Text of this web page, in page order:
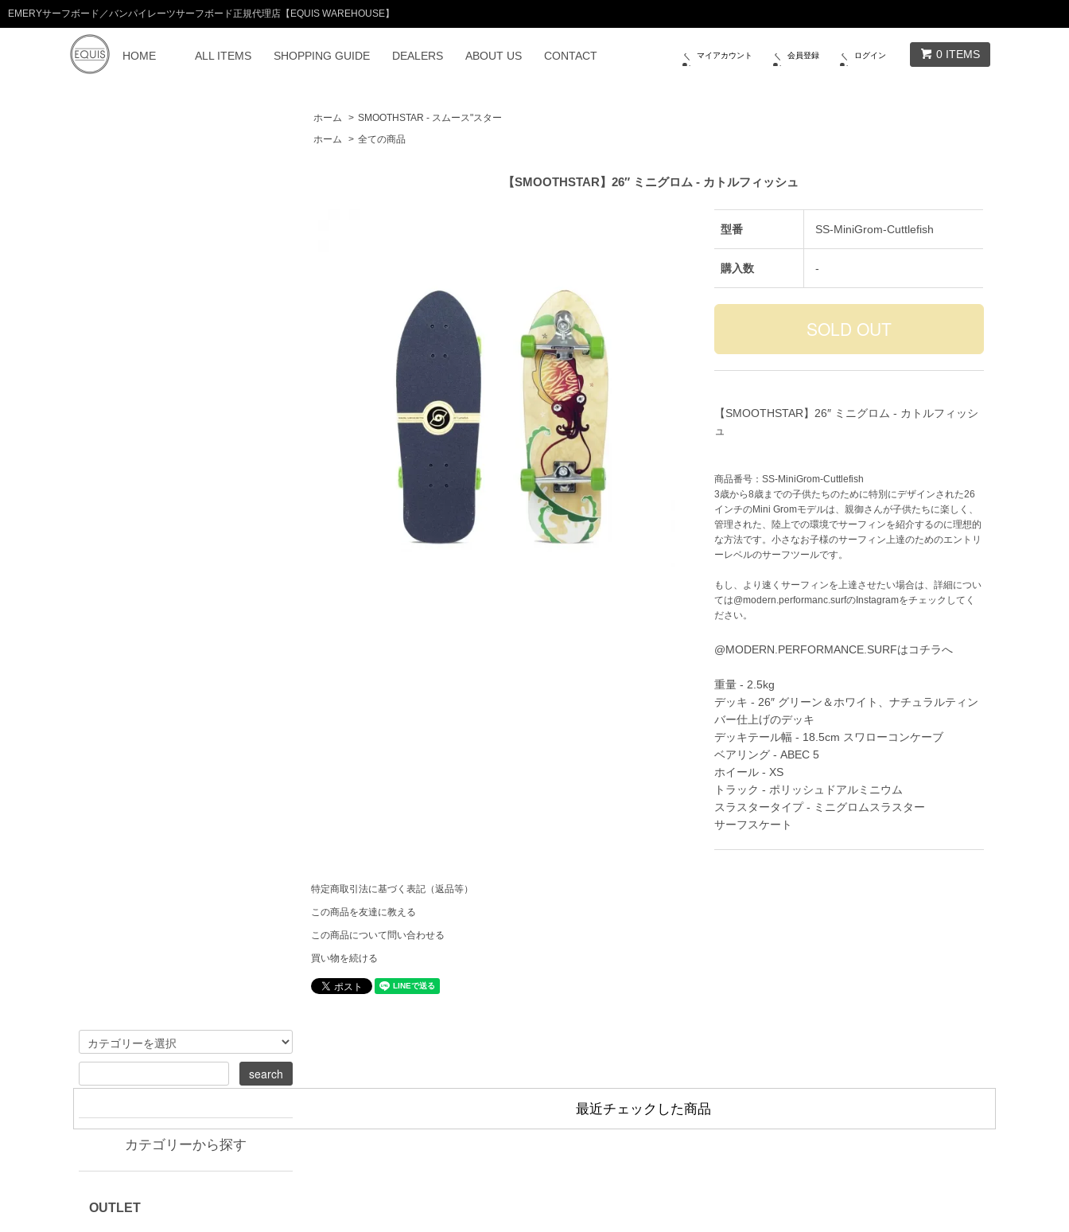
EMERYサーフボード／バンパイレーツサーフボード正規代理店【EQUIS WAREHOUSE】
0 ITEMS
マイアカウント 会員登録 ログイン
HOME ALL ITEMS SHOPPING GUIDE DEALERS ABOUT US CONTACT
ホーム > SMOOTHSTAR - スムース"スター
ホーム
> 全ての商品
【SMOOTHSTAR】26″ ミニグロム - カトルフィッシュ
型番 SS-MiniGrom-Cuttlefish
購入数 -
【SMOOTHSTAR】26″ ミニグロム - カトルフィッシ
ュ
商品番号：SS-MiniGrom-Cuttlefish
3歳から8歳までの子供たちのために特別にデザインされた26
インチのMini Gromモデルは、親御さんが子供たちに楽しく、
管理された、陸上での環境でサーフィンを紹介するのに理想的
な方法です。小さなお子様のサーフィン上達のためのエントリ
ーレベルのサーフツールです。
もし、より速くサーフィンを上達させたい場合は、詳細につい
ては@modern.performanc.surfのInstagramをチェックしてく
ださい。
@MODERN.PERFORMANCE.SURFはコチラへ
重量 - 2.5kg
デッキ - 26″ グリーン＆ホワイト、ナチュラルティン
バー仕上げのデッキ
デッキテール幅 - 18.5cm スワローコンケーブ
ベアリング - ABEC 5
ホイール - XS
トラック - ポリッシュドアルミニウム
スラスタータイプ - ミニグロムスラスター
サーフスケート
特定商取引法に基づく表記（返品等）
この商品を友達に教える
この商品について問い合わせる
買い物を続ける
カテゴリーから探す
OUTLET
最近チェックした商品